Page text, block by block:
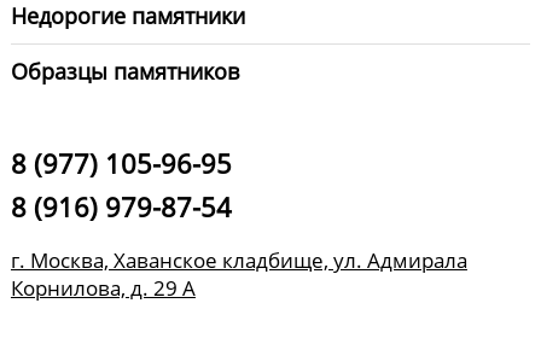
Недорогие памятники
Образцы памятников
8 (977) 105-96-95
8 (916) 979-87-54
г. Москва, Хаванское кладбище, ул. Адмирала
Корнилова, д. 29 А